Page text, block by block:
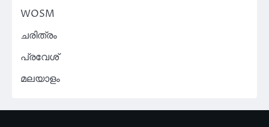
WOSM
ചരിത്രം
പ്രവേശ്
മലയാളം